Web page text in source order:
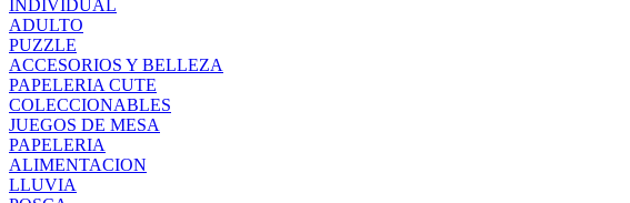
INDIVIDUAL
ADULTO
PUZZLE
ACCESORIOS Y BELLEZA
PAPELERIA CUTE
COLECCIONABLES
JUEGOS DE MESA
PAPELERIA
ALIMENTACION
LLUVIA